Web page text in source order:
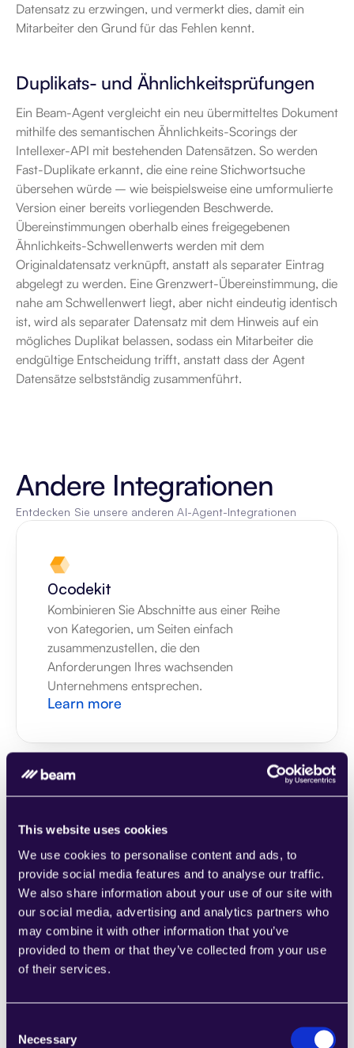
This website uses cookies
We use cookies to personalise content and ads, to
provide social media features and to analyse our traffic.
We also share information about your use of our site with
our social media, advertising and analytics partners who
may combine it with other information that you’ve
provided to them or that they’ve collected from your use
of their services.
Selection
Necessary
Datensatz zu erzwingen, und vermerkt dies, damit ein
Mitarbeiter den Grund für das Fehlen kennt.
Duplikats- und Ähnlichkeitsprüfungen
Ein Beam-Agent vergleicht ein neu übermitteltes Dokument
mithilfe des semantischen Ähnlichkeits-Scorings der
Intellexer-API mit bestehenden Datensätzen. So werden
Fast-Duplikate erkannt, die eine reine Stichwortsuche
übersehen würde – wie beispielsweise eine umformulierte
Version einer bereits vorliegenden Beschwerde.
Übereinstimmungen oberhalb eines freigegebenen
Ähnlichkeits-Schwellenwerts werden mit dem
Originaldatensatz verknüpft, anstatt als separater Eintrag
abgelegt zu werden. Eine Grenzwert-Übereinstimmung, die
nahe am Schwellenwert liegt, aber nicht eindeutig identisch
ist, wird als separater Datensatz mit dem Hinweis auf ein
mögliches Duplikat belassen, sodass ein Mitarbeiter die
endgültige Entscheidung trifft, anstatt dass der Agent
Datensätze selbstständig zusammenführt.
Andere Integrationen
Entdecken Sie unsere anderen AI-Agent-Integrationen
0codekit
Kombinieren Sie Abschnitte aus einer Reihe
von Kategorien, um Seiten einfach
zusammenzustellen, die den
Anforderungen Ihres wachsenden
Unternehmens entsprechen.
Learn more
1CRM
Kombinieren Sie Abschnitte aus einer Reihe
von Kategorien, um Seiten einfach
zusammenzustellen, die den
Anforderungen Ihres wachsenden
Unternehmens entsprechen.
Learn more